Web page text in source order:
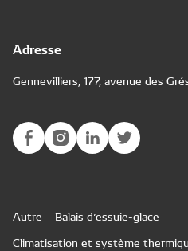
Adresse
Gennevilliers, 177, avenue des
Autre
Balais d’essuie-glace
Climatisation et système